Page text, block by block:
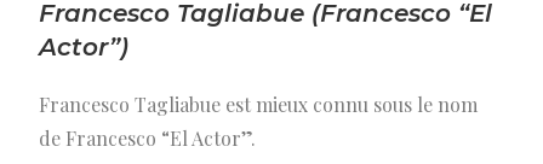
Francesco Tagliabue (Francesco “El
Actor”)
Francesco Tagliabue est mieux connu sous le nom
de Francesco “El Actor”.